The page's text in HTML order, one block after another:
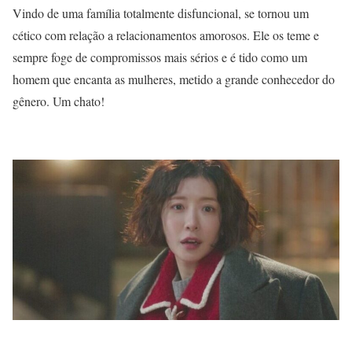
Vindo de uma família totalmente disfuncional, se tornou um
cético com relação a relacionamentos amorosos. Ele os teme e
sempre foge de compromissos mais sérios e é tido como um
homem que encanta as mulheres, metido a grande conhecedor do
gênero. Um chato!